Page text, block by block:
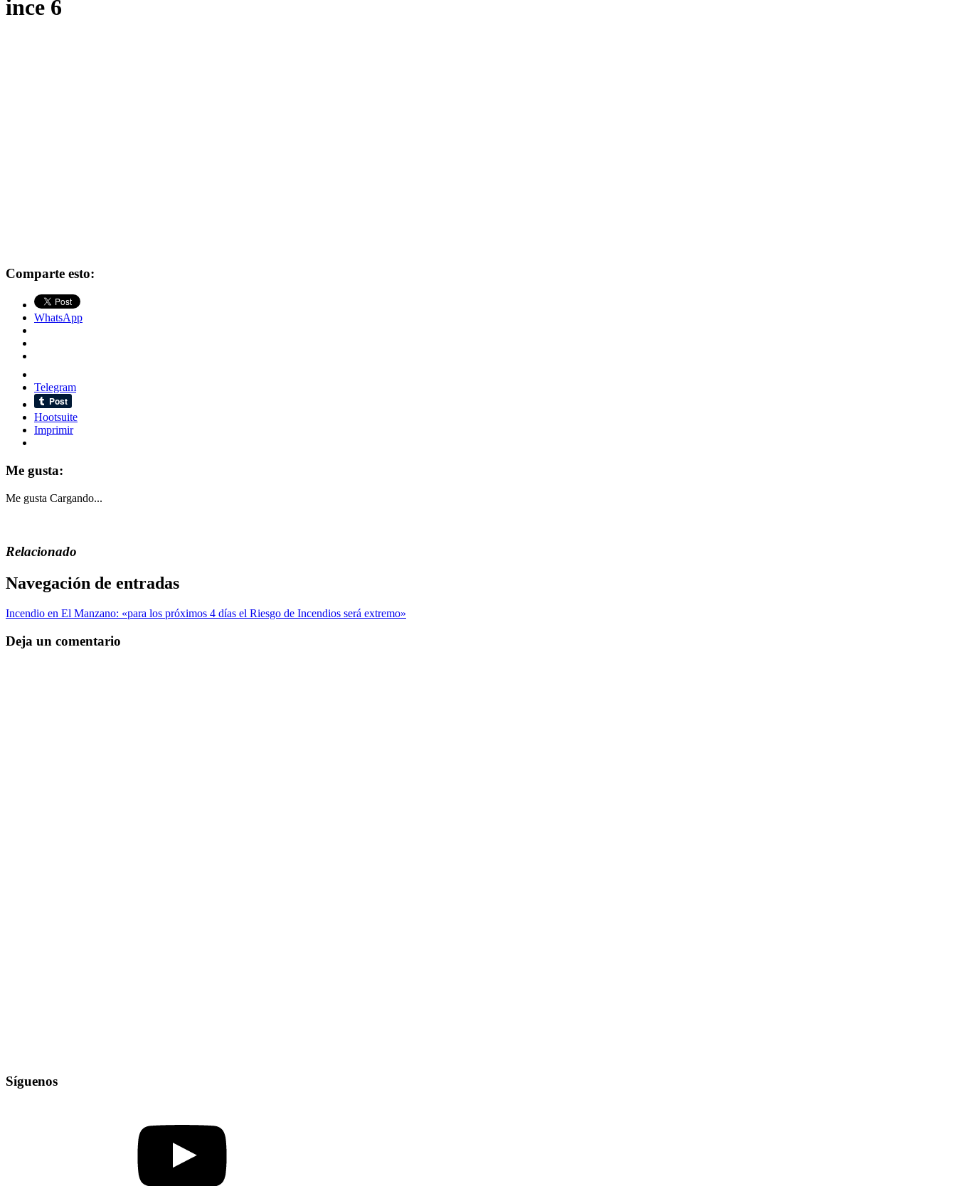
ince 6
Comparte esto:
WhatsApp
Telegram
Hootsuite
Imprimir
Me gusta:
Me gusta Cargando...
Relacionado
Navegación de entradas
Incendio en El Manzano: «para los próximos 4 días el Riesgo de Incendios será extremo»
Deja un comentario
Síguenos